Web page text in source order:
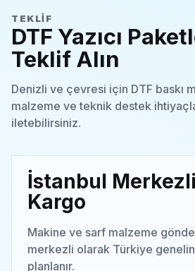
TEKLIF
DTF Yazıcı
Teklif Alın
Denizli ve çevresi için DTF baskı
malzeme ve teknik destek
iletebilirsiniz.
İstanbul
Kargo
Makine ve sarf malzeme
merkezli olarak Türkiye
planlanır.